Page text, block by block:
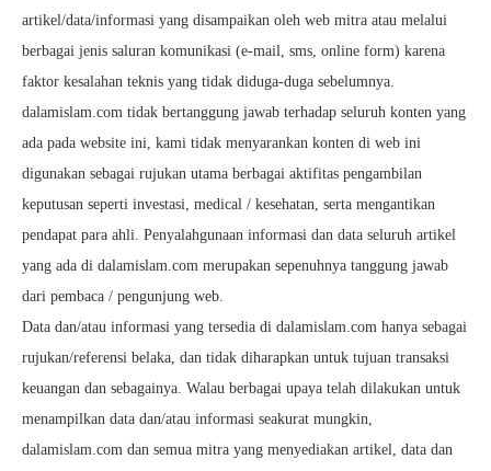
artikel/data/informasi yang disampaikan oleh web mitra atau melalui
berbagai jenis saluran komunikasi (e-mail, sms, online form) karena
faktor kesalahan teknis yang tidak diduga-duga sebelumnya.
dalamislam.com tidak bertanggung jawab terhadap seluruh konten yang
ada pada website ini, kami tidak menyarankan konten di web ini
digunakan sebagai rujukan utama berbagai aktifitas pengambilan
keputusan seperti investasi, medical / kesehatan, serta mengantikan
pendapat para ahli. Penyalahgunaan informasi dan data seluruh artikel
yang ada di dalamislam.com merupakan sepenuhnya tanggung jawab
dari pembaca / pengunjung web.
Data dan/atau informasi yang tersedia di dalamislam.com hanya sebagai
rujukan/referensi belaka, dan tidak diharapkan untuk tujuan transaksi
keuangan dan sebagainya. Walau berbagai upaya telah dilakukan untuk
menampilkan data dan/atau informasi seakurat mungkin,
dalamislam.com dan semua mitra yang menyediakan artikel, data dan